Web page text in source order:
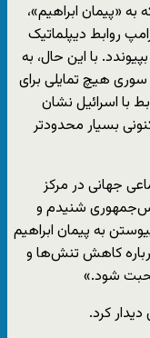
«پیمان ابراهیم»،
روابط دیپلماتیک
با این حال، به
سوری هیچ تمایلی برای
با اسرائیل نشان
بسیار محدود‌تر
جهانی در مرکز
شنیدم و
به پیمان ابراهیم
کاهش تنش‌ها و
شود.»
کرد.